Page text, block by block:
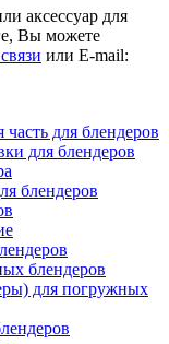
аксессуар для
Вы можете
или E-mail:
для блендеров
для блендеров
блендеров
блендеров
для погружных